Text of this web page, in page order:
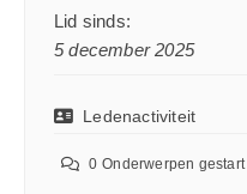
Lid sinds:
5 december 2025
Ledenactiviteit
0 Onderwerpen gestart